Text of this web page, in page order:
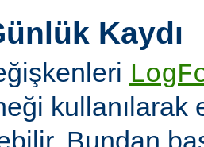
Kaydı
kullanılarak
Bundan